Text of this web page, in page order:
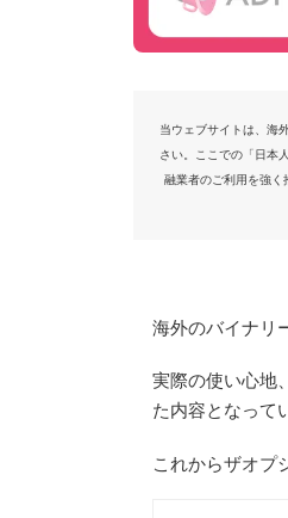
当ウェブサイトは、海
さい。ここでの「日本
融業者のご利用を強く
海外のバイナリ
実際の使い心地
た内容となって
これからザオプ